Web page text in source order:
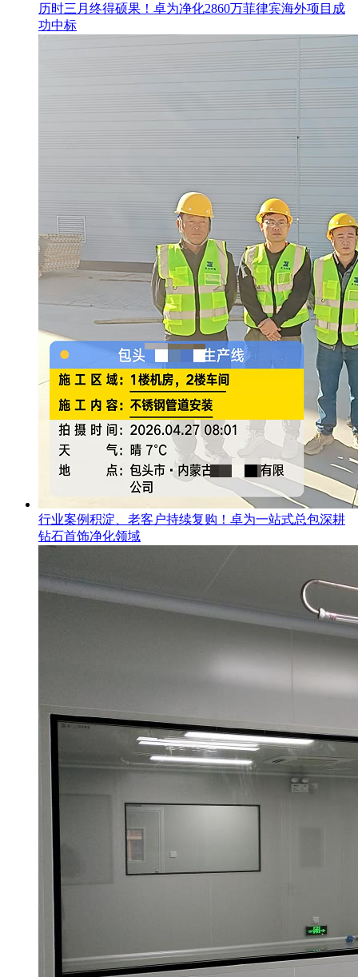
​历时三月终得硕果！卓为净化2860万菲律宾海外项目成
功中标
行业案例积淀、老客户持续复购！卓为一站式总包深耕
钻石首饰净化领域